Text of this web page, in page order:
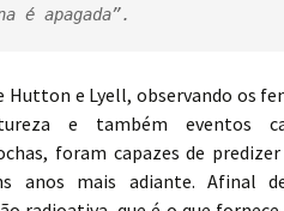
é apagada”.
Hutton e Lyell, observando os
e também eventos
foram capazes de
anos mais adiante. Afinal